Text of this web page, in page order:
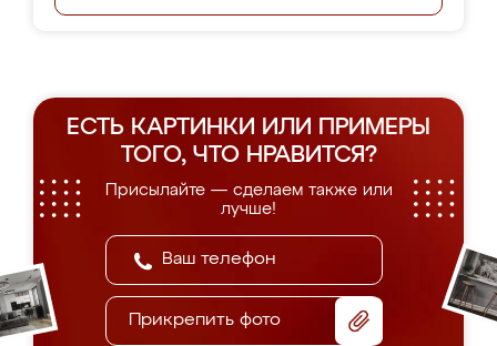
ЕСТЬ КАРТИНКИ ИЛИ ПРИМЕРЫ
ТОГО, ЧТО НРАВИТСЯ?
Присылайте — сделаем также или
лучше!
Прикрепить фото